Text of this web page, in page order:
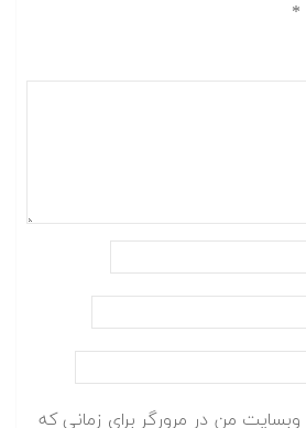
*
وبسایت من در مرورگر برای زمانی که